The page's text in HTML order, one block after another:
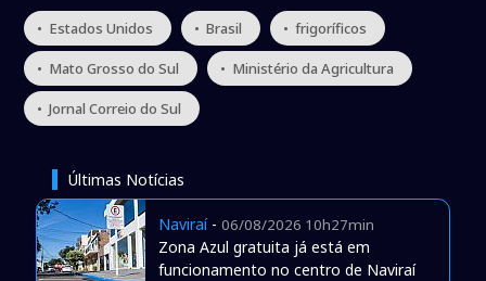
• Estados Unidos • Brasil • frigoríficos
• Mato Grosso do Sul • Ministério da Agricultura
• Jornal Correio do Sul
Últimas Notícias
Naviraí- 06/08/2026 10h27min
Zona Azul gratuita já está em
funcionamento no centro de Naviraí